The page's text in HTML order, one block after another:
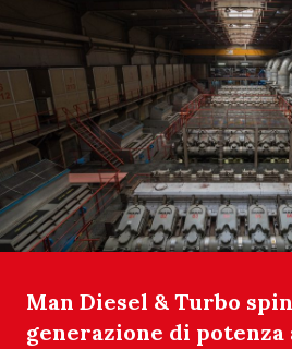
Man Diesel & Turbo
generazione di potenza